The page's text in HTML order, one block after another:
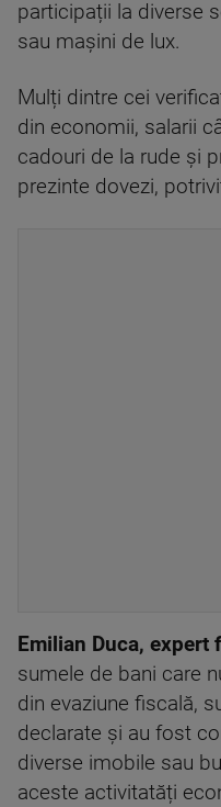
participații la diverse
sau mașini de lux.
Mulți dintre cei
din economii, salarii
cadouri de la rude și
prezinte dovezi,
Emilian Duca, expert
sumele de bani care
din evaziune fiscală,
declarate și au fost
diverse imobile sau
aceste activitatăți